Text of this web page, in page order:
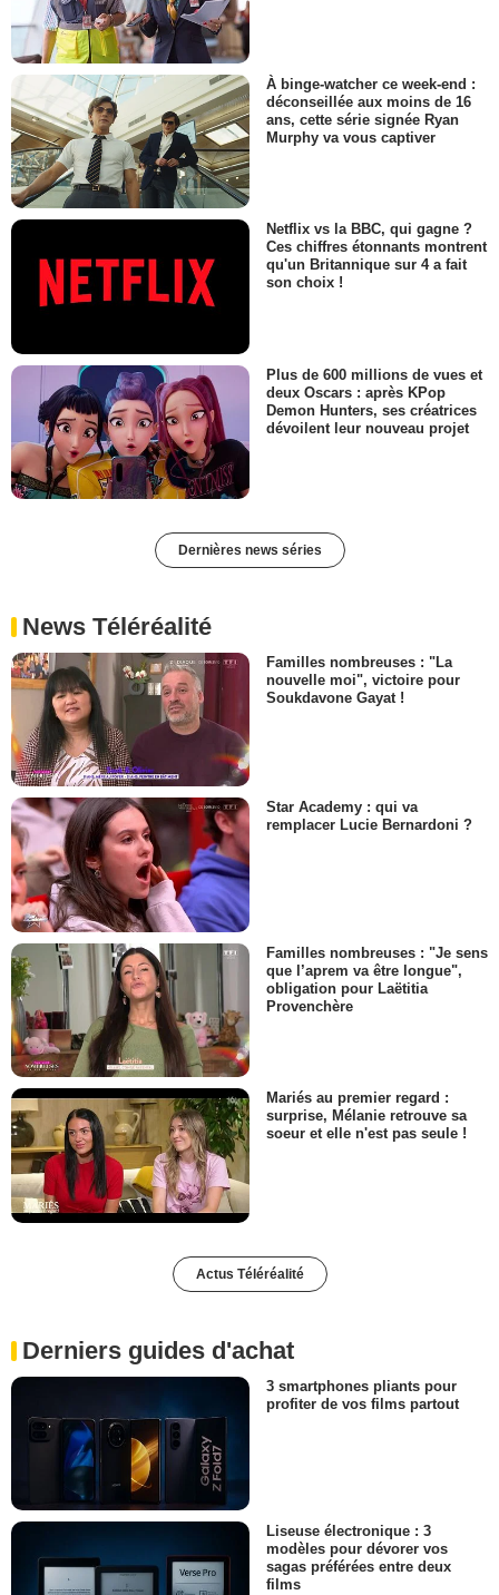
À binge-watcher ce week-end :
déconseillée aux moins de 16
ans, cette série signée Ryan
Murphy va vous captiver
Netflix vs la BBC, qui gagne ?
Ces chiffres étonnants montrent
qu'un Britannique sur 4 a fait
son choix !
Plus de 600 millions de vues et
deux Oscars : après KPop
Demon Hunters, ses créatrices
dévoilent leur nouveau projet
Dernières news séries
News Téléréalité
Familles nombreuses : "La
nouvelle moi", victoire pour
Soukdavone Gayat !
Star Academy : qui va
remplacer Lucie Bernardoni ?
Familles nombreuses : "Je sens
que l’aprem va être longue",
obligation pour Laëtitia
Provenchère
Mariés au premier regard :
surprise, Mélanie retrouve sa
soeur et elle n'est pas seule !
Actus Téléréalité
Derniers guides d'achat
3 smartphones pliants pour
profiter de vos films partout
Liseuse électronique : 3
modèles pour dévorer vos
sagas préférées entre deux
films